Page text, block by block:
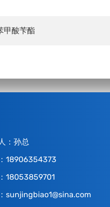
甲酸苄酯
：孙总
18906354373
18053859701
sunjingbiao1@sina.com